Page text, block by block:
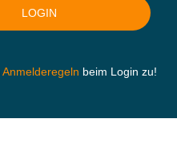
Anmelderegeln beim Login zu!